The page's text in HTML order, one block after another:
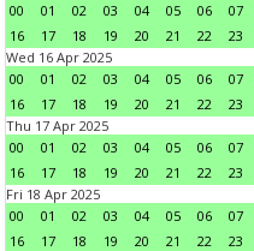
00
01 02 03 04 05 06 07
16
17 18 19 20 21 22
23
Wed 16 Apr 2025
00
01 02 03 04 05 06 07
16
17 18 19 20 21 22
23
Thu 17 Apr 2025
00
01 02 03 04 05 06 07
16
17 18 19 20 21 22
23
Fri 18 Apr 2025
00
01 02 03 04 05 06 07
16
17 18 19 20 21 22
23